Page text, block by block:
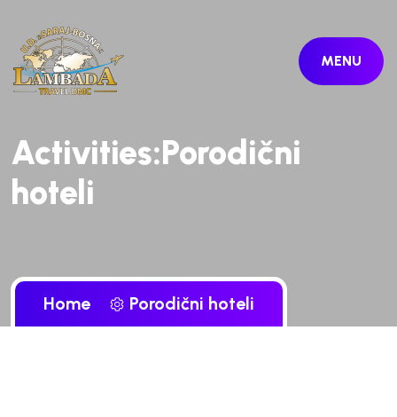
MENU
Activities:Porodični
hoteli
Home Porodični hoteli